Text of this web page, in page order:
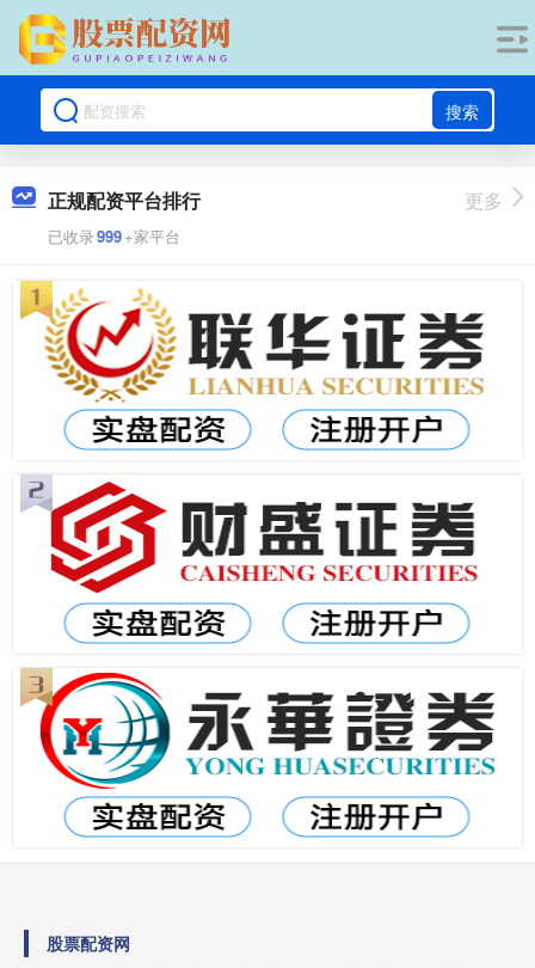
搜索
正规配资平台排行
已收录999+家平台
更多
股票配资网